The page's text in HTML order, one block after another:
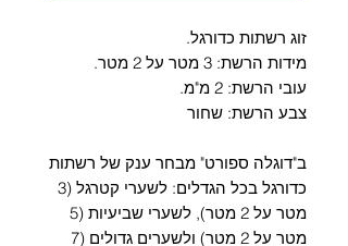
זוג רשתות כדורגל.
מידות הרשת: 3 מטר על 2 מטר.
עובי הרשת: 2 מ"מ.
צבע הרשת: שחור
ב"דוגלה ספורט" מבחר ענק של רשתות
כדורגל בכל הגדלים: לשערי קטרגל (3
מטר על 2 מטר), לשערי שביעיות (5
מטר על 2 מטר) ולשערים גדולים (7